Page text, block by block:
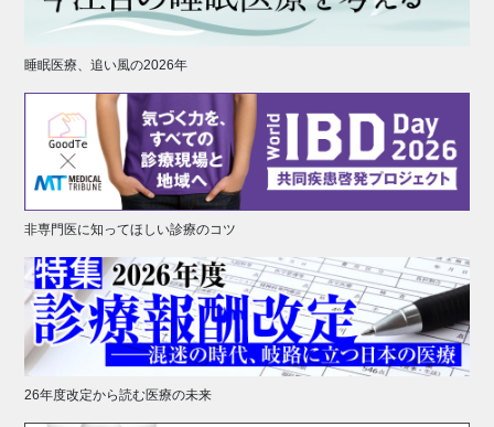
睡眠医療、追い風の2026年
非専門医に知ってほしい診療のコツ
26年度改定から読む医療の未来